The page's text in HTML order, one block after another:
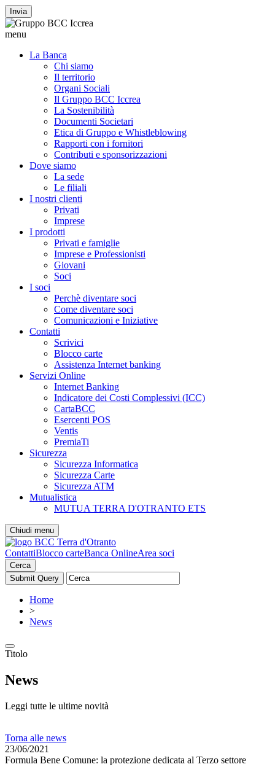
Invia
menu
La Banca
Chi siamo
Il territorio
Organi Sociali
Il Gruppo BCC Iccrea
La Sostenibilità
Documenti Societari
Etica di Gruppo e Whistleblowing
Rapporti con i fornitori
Contributi e sponsorizzazioni
Dove siamo
La sede
Le filiali
I nostri clienti
Privati
Imprese
I prodotti
Privati e famiglie
Imprese e Professionisti
Giovani
Soci
I soci
Perchè diventare soci
Come diventare soci
Comunicazioni e Iniziative
Contatti
Scrivici
Blocco carte
Assistenza Internet banking
Servizi Online
Internet Banking
Indicatore dei Costi Complessivi (ICC)
CartaBCC
Esercenti POS
Ventis
PremiaTi
Sicurezza
Sicurezza Informatica
Sicurezza Carte
Sicurezza ATM
Mutualistica
MUTUA TERRA D'OTRANTO ETS
Chiudi menu
ContattiBlocco carteBanca OnlineArea soci
Cerca
Home
>
News
Titolo
News
Leggi tutte le ultime novità
Torna alle news
23/06/2021
Formula Bene Comune: la protezione dedicata al Terzo settore